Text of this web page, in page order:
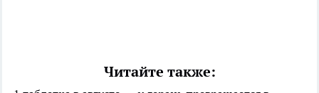
Читайте также: